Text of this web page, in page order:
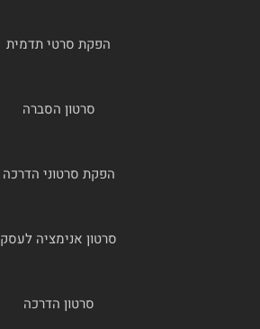
הפקת סרטי תדמית
סרטון הסברה
הפקת סרטוני הדרכה
סרטון אנימציה לעסק
סרטון הדרכה